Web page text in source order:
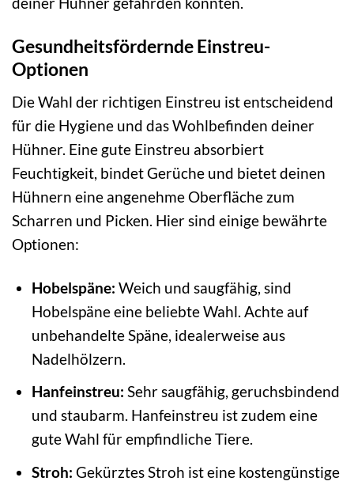
Gesundheitsfördernde Einstreu-
Optionen
Die Wahl der richtigen Einstreu ist entscheidend
für die Hygiene und das Wohlbefinden deiner
Hühner. Eine gute Einstreu absorbiert
Feuchtigkeit, bindet Gerüche und bietet deinen
Hühnern eine angenehme Oberfläche zum
Scharren und Picken. Hier sind einige bewährte
Optionen:
Hobelspäne: Weich und saugfähig, sind
Hobelspäne eine beliebte Wahl. Achte auf
unbehandelte Späne, idealerweise aus
Nadelhölzern.
Hanfeinstreu: Sehr saugfähig, geruchsbindend
und staubarm. Hanfeinstreu ist zudem eine
gute Wahl für empfindliche Tiere.
Stroh: Gekürztes Stroh ist eine kostengünstige